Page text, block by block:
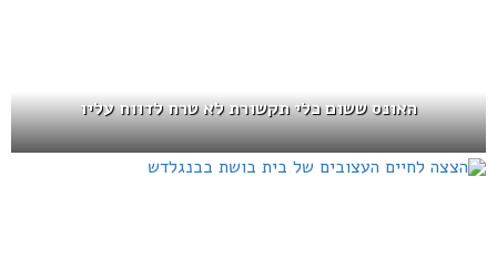
האונס ששום כלי תקשורת לא טרח לדווח עליו